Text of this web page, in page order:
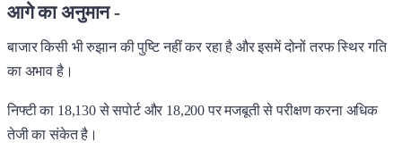
आगे का अनुमान -
बाजार किसी भी रुझान की पुष्टि नहीं कर रहा है और इसमें दोनों तरफ स्थिर गति
का अभाव है।
निफ्टी का 18,130 से सपोर्ट और 18,200 पर मजबूती से परीक्षण करना अधिक
तेजी का संकेत है।